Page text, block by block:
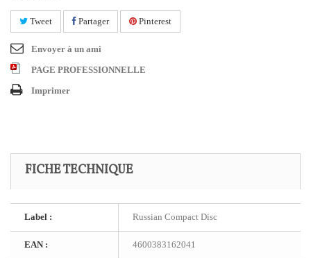
Tweet Partager Pinterest
Envoyer à un ami
PAGE PROFESSIONNELLE
Imprimer
FICHE TECHNIQUE
Label : Russian Compact Disc
EAN : 4600383162041